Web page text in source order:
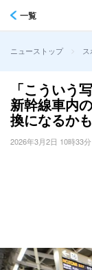
一覧
ニューストップ >
「こういう
新幹線車内
換になるかも
2026年3月2日 10時33分